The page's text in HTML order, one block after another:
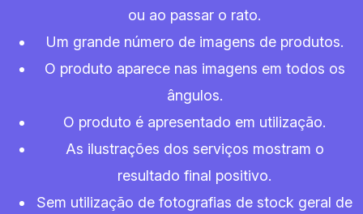
ou ao passar o rato.
Um grande número de imagens de produtos.
O produto aparece nas imagens em todos os
ângulos.
O produto é apresentado em utilização.
As ilustrações dos serviços mostram o
resultado final positivo.
Sem utilização de fotografias de stock geral de